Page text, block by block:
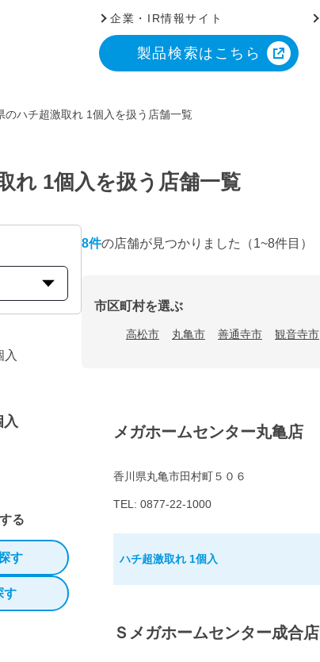
企業・IR情報サイト
製品検索はこちら
のハチ超激取れ 1個入を扱う店舗一覧
れ 1個入を扱う店舗一覧
る
す
す
8件の店舗が見つかりました （1~8件目）
市区町村を選ぶ
高松市 丸亀市 善通寺市 観音寺市
メガホームセンター丸亀店
香川県丸亀市田村町５０６
TEL: 0877-22-1000
ハチ超激取れ 1個入
Ｓメガホームセンター成合店